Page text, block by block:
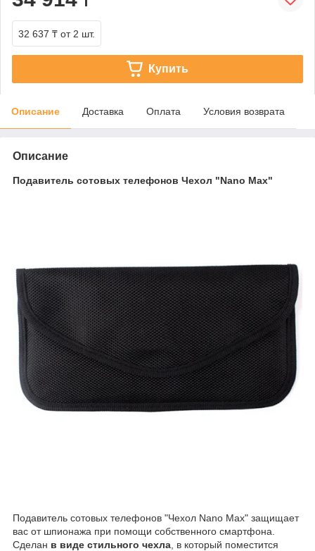
32 637 ₸ от 2 шт.
Купить
Описание Доставка Оплата Условия возврата
Описание
Подавитель сотовых телефонов Чехол "Nano Max"
Подавитель сотовых телефонов "Чехол Nano Max" защищает
вас от шпионажа при помощи собственного смартфона.
Сделан в виде стильного чехла , в который поместится